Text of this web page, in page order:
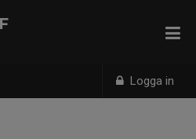
Logga in